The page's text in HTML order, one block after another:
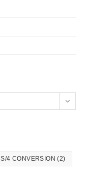
S/4 CONVERSION (2)